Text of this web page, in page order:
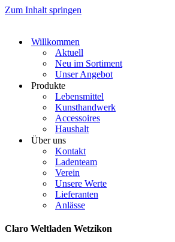
Zum Inhalt springen
Willkommen
Aktuell
Neu im Sortiment
Unser Angebot
Produkte
Lebensmittel
Kunsthandwerk
Accessoires
Haushalt
Über uns
Kontakt
Ladenteam
Verein
Unsere Werte
Lieferanten
Anlässe
Claro Weltladen Wetzikon